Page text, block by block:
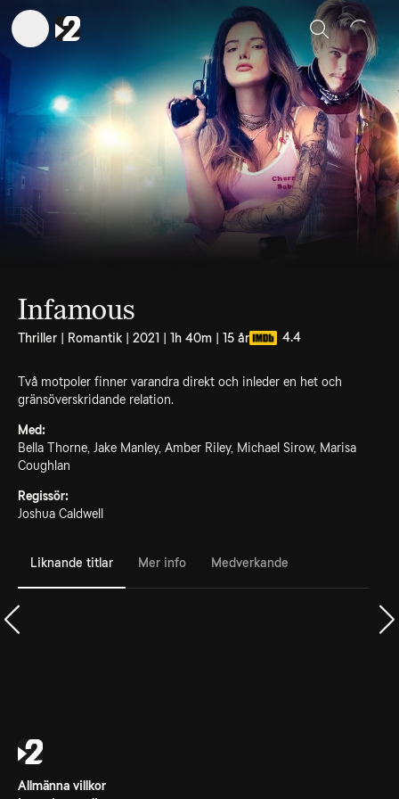
Sök
Infamous
Thriller | Romantik | 2021 | 1h 40m | 15 år 4.4
Två motpoler finner varandra direkt och inleder en het och
gränsöverskridande relation.
Med:
Bella Thorne, Jake Manley, Amber Riley, Michael Sirow, Marisa
Coughlan
Regissör:
Joshua Caldwell
Liknande titlar Mer info Medverkande
Allmänna villkor